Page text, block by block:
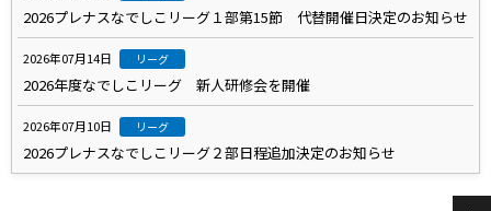
2026プレナスなでしこリーグ１部第15節 代替開催日決定のお知らせ
2026年07月14日 リーグ
2026年度なでしこリーグ 新人研修会を開催
2026年07月10日 リーグ
2026プレナスなでしこリーグ２部日程追加決定のお知らせ